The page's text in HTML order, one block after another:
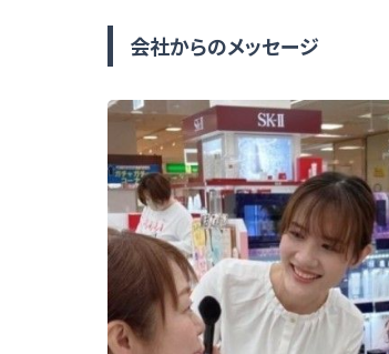
会社からのメッセージ